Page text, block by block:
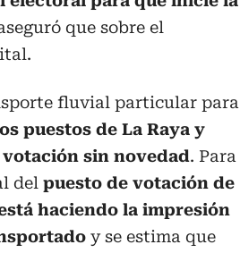
que sobre el
fluvial particular para
puestos de La Raya y
votación sin novedad. Para
del puesto de votación de
haciendo la impresión
y se estima que